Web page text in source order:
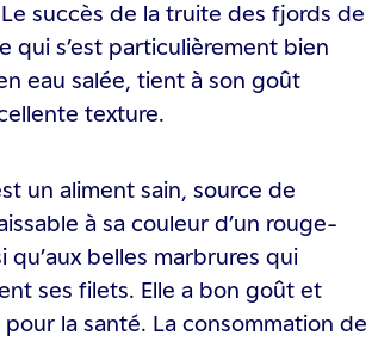
succès de la truite des fjords de
qui s’est particulièrement bien
eau salée, tient à son goût
texture.
un aliment sain, source de
à sa couleur d’un rouge-
belles marbrures qui
ses filets. Elle a bon goût et
la santé. La consommation de